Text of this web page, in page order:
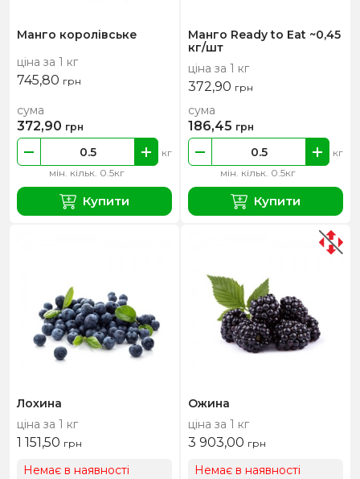
Манго королівське
ціна за 1 кг
745,80 грн
мін. кільк. 0.5кг
кг
сума
372,90 грн
Купити
Манго Ready to Eat ~0,45
кг/шт
ціна за 1 кг
372,90 грн
мін. кільк. 0.5кг
кг
сума
186,45 грн
Купити
Лохина
ціна за 1 кг
1 151,50 грн
Немає в наявності
Ожина
ціна за 1 кг
3 903,00 грн
Немає в наявності